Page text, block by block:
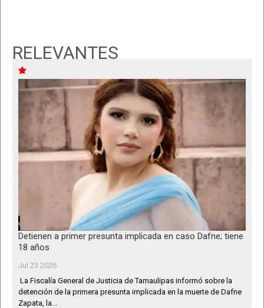
RELEVANTES
Detienen a primer presunta implicada en caso Dafne; tiene
18 años
Jul 23 2026
La Fiscalía General de Justicia de Tamaulipas informó sobre la
detención de la primera presunta implicada en la muerte de Dafne
Zapata, la...